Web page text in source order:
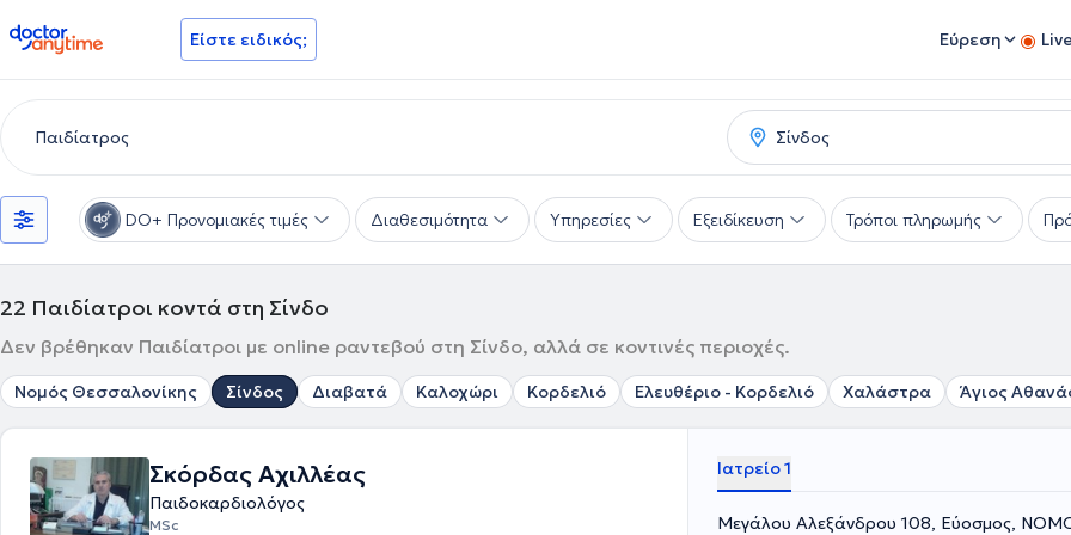
doctoranytime Είστε ειδικός; Εύρεση
DO+ Προνομιακές τιμές Διαθεσιμότητα Υπηρεσίες Εξειδίκευση Τρόποι πληρωμής
22 Παιδίατροι κοντά στη Σίνδο
Δεν βρέθηκαν Παιδίατροι με online ραντεβού στη Σίνδο, αλλά σε κοντινές περιοχές.
Νομός Θεσσαλονίκης Σίνδος Διαβατά Καλοχώρι Κορδελιό Ελευθέριο - Κορδελιό Χαλάστρα Άγιος
Σκόρδας Αχιλλέας
Παιδοκαρδιολόγος
MSc
Ιατρείο 1
Μεγάλου Αλεξάνδρου 108, Εύοσμος,